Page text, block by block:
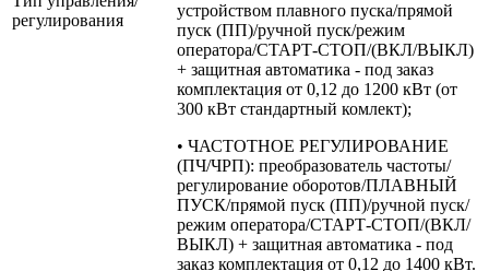
регулирования
устройством плавного пуска/прямой
пуск (ПП)/ручной пуск/режим
оператора/СТАРТ-СТОП/(ВКЛ/ВЫКЛ)
+ защитная автоматика - под заказ
комплектация от 0,12 до 1200 кВт (от
300 кВт стандартный комлект);
• ЧАСТОТНОЕ РЕГУЛИРОВАНИЕ
(ПЧ/ЧРП): преобразователь частоты/
регулирование оборотов/ПЛАВНЫЙ
ПУСК/прямой пуск (ПП)/ручной пуск/
режим оператора/СТАРТ-СТОП/(ВКЛ/
ВЫКЛ) + защитная автоматика - под
заказ комплектация от 0,12 до 1400 кВт.